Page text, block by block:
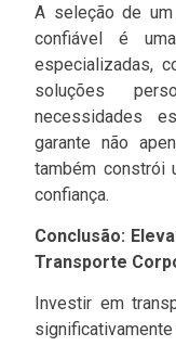
A seleção de
confiável é
especializadas,
soluções
necessidades
garante não
também constrói
confiança.
Conclusão:
Transporte
Investir em